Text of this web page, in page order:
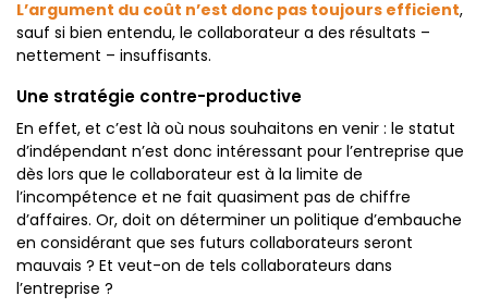
L’argument du coût n’est donc pas toujours efficient,
sauf si bien entendu, le collaborateur a des résultats –
nettement – insuffisants.
Une stratégie contre-productive
En effet, et c’est là où nous souhaitons en venir : le statut
d’indépendant n’est donc intéressant pour l’entreprise que
dès lors que le collaborateur est à la limite de
l’incompétence et ne fait quasiment pas de chiffre
d’affaires. Or, doit on déterminer un politique d’embauche
en considérant que ses futurs collaborateurs seront
mauvais ? Et veut-on de tels collaborateurs dans
l’entreprise ?